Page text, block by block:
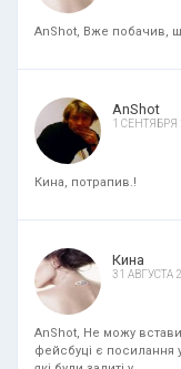
AnShot, Вже побачив,
AnShot
1 СЕНТЯБРЯ
Кина, потрапив.!
Кина
31 АВГУСТА
AnShot, Не можу
фейсбуці є посилання